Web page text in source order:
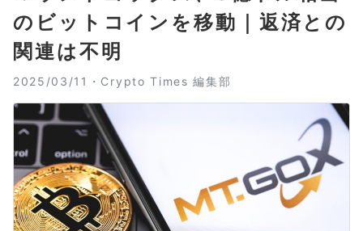
のビットコインを移動｜返済との
関連は不明
2025/03/11・ Crypto Times 編集部